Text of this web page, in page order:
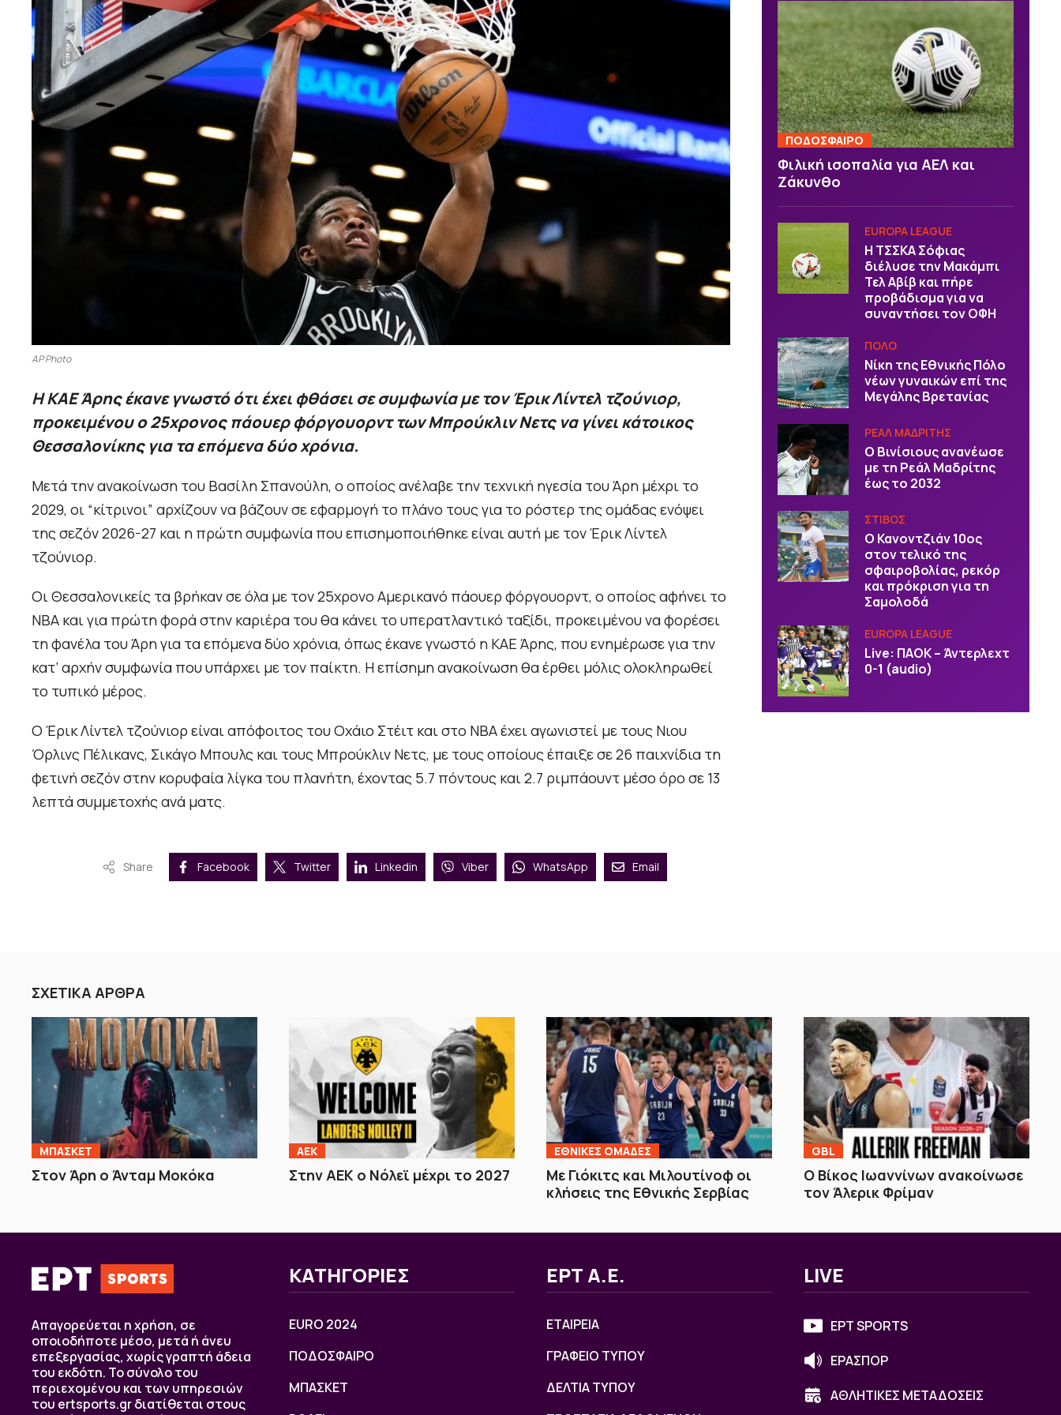
AP Photo
Η ΚΑΕ Άρης έκανε γνωστό ότι έχει φθάσει σε συμφωνία με τον Έρικ Λίντελ τζούνιορ,
προκειμένου ο 25χρονος πάουερ φόργουορντ των Μπρούκλιν Νετς να γίνει κάτοικος
Θεσσαλονίκης για τα επόμενα δύο χρόνια.
Μετά την ανακοίνωση του Βασίλη Σπανούλη, ο οποίος ανέλαβε την τεχνική ηγεσία του Άρη μέχρι το
2029, οι “κίτρινοι” αρχίζουν να βάζουν σε εφαρμογή το πλάνο τους για το ρόστερ της ομάδας ενόψει
της σεζόν 2026-27 και η πρώτη συμφωνία που επισημοποιήθηκε είναι αυτή με τον Έρικ Λίντελ
τζούνιορ.
Οι Θεσσαλονικείς τα βρήκαν σε όλα με τον 25χρονο Αμερικανό πάουερ φόργουορντ, ο οποίος αφήνει το
ΝΒΑ και για πρώτη φορά στην καριέρα του θα κάνει το υπερατλαντικό ταξίδι, προκειμένου να φορέσει
τη φανέλα του Άρη για τα επόμενα δύο χρόνια, όπως έκανε γνωστό η ΚΑΕ Άρης, που ενημέρωσε για την
κατ’ αρχήν συμφωνία που υπάρχει με τον παίκτη. Η επίσημη ανακοίνωση θα έρθει μόλις ολοκληρωθεί
το τυπικό μέρος.
Ο Έρικ Λίντελ τζούνιορ είναι απόφοιτος του Οχάιο Στέιτ και στο ΝΒΑ έχει αγωνιστεί με τους Νιου
Όρλινς Πέλικανς, Σικάγο Μπουλς και τους Μπρούκλιν Νετς, με τους οποίους έπαιξε σε 26 παιχνίδια τη
φετινή σεζόν στην κορυφαία λίγκα του πλανήτη, έχοντας 5.7 πόντους και 2.7 ριμπάουντ μέσο όρο σε 13
λεπτά συμμετοχής ανά ματς.
Share Facebook Twitter Linkedin Viber WhatsApp Email
ΠΟΔΟΣΦΑΙΡΟ
Φιλική ισοπαλία για ΑΕΛ και
Ζάκυνθο
EUROPA LEAGUE
Η ΤΣΣΚΑ Σόφιας
διέλυσε την Μακάμπι
Τελ Αβίβ και πήρε
προβάδισμα για να
συναντήσει τον ΟΦΗ
ΠΟΛΟ
Νίκη της Εθνικής Πόλο
νέων γυναικών επί της
Μεγάλης Βρετανίας
ΡΕΑΛ ΜΑΔΡΙΤΗΣ
Ο Βινίσιους ανανέωσε
με τη Ρεάλ Μαδρίτης
έως το 2032
ΣΤΙΒΟΣ
Ο Κανοντζιάν 10ος
στον τελικό της
σφαιροβολίας, ρεκόρ
και πρόκριση για τη
Σαμολοδά
EUROPA LEAGUE
Live: ΠΑΟΚ – Άντερλεχτ
0-1 (audio)
ΣΧΕΤΙΚΑ ΑΡΘΡΑ
ΜΠΑΣΚΕΤ
Στον Άρη ο Άνταμ Μοκόκα
ΑΕΚ
Στην ΑΕΚ ο Νόλεϊ μέχρι το 2027
EΘΝΙΚΕΣ OΜΑΔΕΣ
Με Γιόκιτς και Μιλουτίνοφ οι
κλήσεις της Εθνικής Σερβίας
GBL
Ο Βίκος Ιωαννίνων ανακοίνωσε
τον Άλερικ Φρίμαν
Απαγορεύεται η χρήση, σε
οποιοδήποτε μέσο, μετά ή άνευ
επεξεργασίας, χωρίς γραπτή άδεια
του εκδότη. Το σύνολο του
περιεχομένου και των υπηρεσιών
του ertsports.gr διατίθεται στους
ΚΑΤΗΓΟΡΙΕΣ
EURO 2024
ΠΟΔΟΣΦΑΙΡΟ
ΜΠΑΣΚΕΤ
ΕΡΤ Α.Ε.
ΕΤΑΙΡΕΙΑ
ΓΡΑΦΕΙΟ ΤΥΠΟΥ
ΔΕΛΤΙΑ ΤΥΠΟΥ
LIVE
ΕΡΤ SPORTS
ΕΡΑΣΠΟΡ
ΑΘΛΗΤΙΚΕΣ ΜΕΤΑΔΟΣΕΙΣ